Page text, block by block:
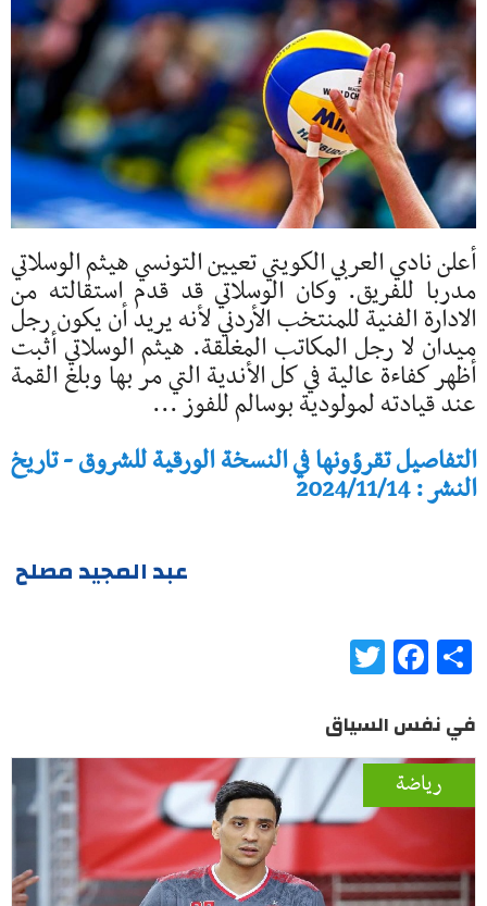
أعلن نادي العربي الكويتي تعيين التونسي هيثم الوسلاتي
مدربا للفريق. وكان الوسلاتي قد قدم استقالته من
الادارة الفنية للمنتخب الأردني لأنه يريد أن يكون رجل
ميدان لا رجل المكاتب المغلقة. هيثم الوسلاتي أثبت
أظهر كفاءة عالية في كل الأندية التي مر بها وبلغ القمة
عند قيادته لمولودية بوسالم للفوز ...
التفاصيل تقرؤونها في النسخة الورقية للشروق - تاريخ
النشر : 2024/11/14
عبد المجيد مصلح
Share
Facebook
في نفس السياق
رياضة